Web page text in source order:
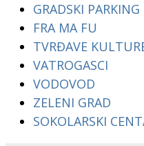
GRADSKI PARKING
FRA MA FU
TVRĐAVE
VATROGASCI
VODOVOD
ZELENI GRAD
SOKOLARSKI